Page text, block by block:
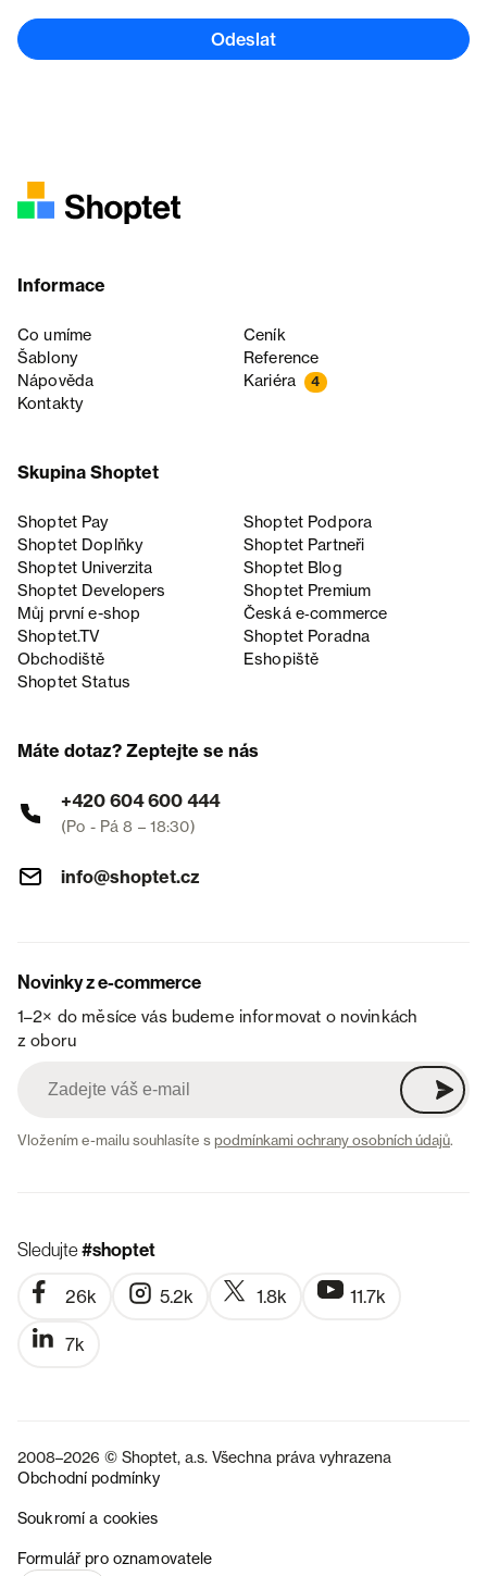
Odeslat
Informace
Co umíme
Ceník
Šablony
Reference
Nápověda
Kariéra 4
Kontakty
Skupina Shoptet
Shoptet Pay
Shoptet Podpora
Shoptet Doplňky
Shoptet Partneři
Shoptet Univerzita
Shoptet Blog
Shoptet Developers
Shoptet Premium
Můj první e-shop
Česká e‑commerce
Shoptet.TV
Shoptet Poradna
Obchodiště
Eshopiště
Shoptet Status
Máte dotaz? Zeptejte se nás
+420 604 600 444
(Po - Pá 8 – 18:30)
info@shoptet.cz
Novinky z e-commerce
1–2× do měsíce vás budeme informovat o novinkách
z oboru
Vložením e-mailu souhlasíte spodmínkami ochrany osobních údajů.
Sledujte#shoptet
26k 5.2k 1.8k 11.7k
7k
2008–2026 © Shoptet, a.s. Všechna práva vyhrazena
Obchodní podmínky
Soukromí a cookies
Formulář pro oznamovatele